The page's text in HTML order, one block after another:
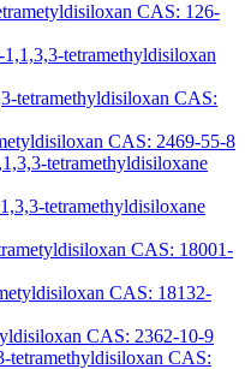
CAS: 126-
tetramethyldisiloxan
tetramethyldisiloxan CAS:
CAS: 2469-55-8
tetramethyldisiloxane
tetramethyldisiloxane
CAS: 18001-
CAS: 18132-
CAS: 2362-10-9
tetramethyldisiloxan CAS: